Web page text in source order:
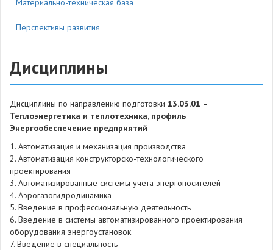
Материально-техническая база
Перспективы развития
Дисциплины
Дисциплины по направлению подготовки 13.03.01 –
Теплоэнергетика и теплотехника, профиль
Энергообеспечение предприятий
1. Автоматизация и механизация производства
2. Автоматизация конструкторско-технологического
проектирования
3. Автоматизированные системы учета энергоносителей
4. Аэрогазогидродинамика
5. Введение в профессиональную деятельность
6. Введение в системы автоматизированного проектирования
оборудования энергоустановок
7. Введение в специальность